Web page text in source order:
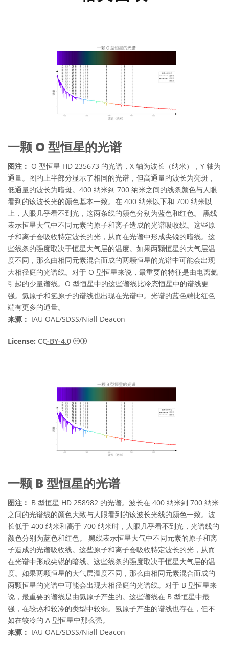
一颗 O 型恒星的光谱
图注： O 型恒星 HD 235673 的光谱，X 轴为波长（纳米），Y 轴为
通量。图的上半部分显示了相同的光谱，但高通量的波长为亮斑，
低通量的波长为暗斑。400 纳米到 700 纳米之间的线条颜色与人眼
看到的该波长光的颜色基本一致。在 400 纳米以下和 700 纳米以
上，人眼几乎看不到光，这两条线的颜色分别为蓝色和红色。 黑线
表示恒星大气中不同元素的原子和离子造成的光谱吸收线。这些原
子和离子会吸收特定波长的光，从而在光谱中形成尖锐的暗线。这
些线条的强度取决于恒星大气层的温度。如果两颗恒星的大气层温
度不同，那么由相同元素混合而成的两颗恒星的光谱中可能会出现
大相径庭的光谱线。对于 O 型恒星来说，最重要的特征是由电离氦
引起的少量谱线。O 型恒星中的这些谱线比冷态恒星中的谱线更
强。氦原子和氢原子的谱线也出现在光谱中。光谱的蓝色端比红色
端有更多的通量。
来源： IAU OAE/SDSS/Niall Deacon
License: CC-BY-4.0 知识共享许可协议 署名 4.0 国际 (CC BY
一颗 B 型恒星的光谱
图注： B 型恒星 HD 258982 的光谱。波长在 400 纳米到 700 纳米
之间的光谱线的颜色大致与人眼看到的该波长光线的颜色一致。波
长低于 400 纳米和高于 700 纳米时，人眼几乎看不到光，光谱线的
颜色分别为蓝色和红色。 黑线表示恒星大气中不同元素的原子和离
子造成的光谱吸收线。这些原子和离子会吸收特定波长的光，从而
在光谱中形成尖锐的暗线。这些线条的强度取决于恒星大气层的温
度。如果两颗恒星的大气层温度不同，那么由相同元素混合而成的
两颗恒星的光谱中可能会出现大相径庭的光谱线。对于 B 型恒星来
说，最重要的谱线是由氦原子产生的。这些谱线在 B 型恒星中最
强，在较热和较冷的类型中较弱。氢原子产生的谱线也存在，但不
如在较冷的 A 型恒星中那么强。
来源： IAU OAE/SDSS/Niall Deacon